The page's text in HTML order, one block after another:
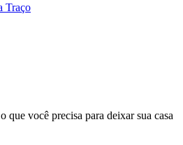
Traço
que você precisa para deixar sua casa